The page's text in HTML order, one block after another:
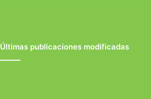
Últimas publicaciones modificadas